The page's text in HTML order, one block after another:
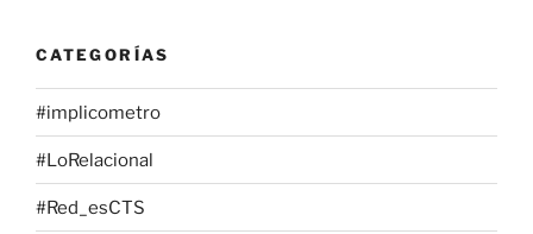
CATEGORÍAS
#implicometro
#LoRelacional
#Red_esCTS